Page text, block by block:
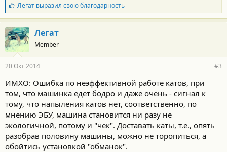
Б
л
а
г
о
д
а
н
с
т
и
Легатвыразил свою благодарность
Легат
Member
20 Окт 2014 #3
ИМХО: Ошибка по неэффективной работе катов, при
том, что машинка едет бодро и даже очень - сигнал к
тому, что напыления катов нет, соответственно, по
мнению ЭБУ, машина становится ни разу не
экологичной, потому и "чек". Доставать каты, т.е., опять
разобрав половину машины, можно не торопиться, а
обойтись установкой "обманок".